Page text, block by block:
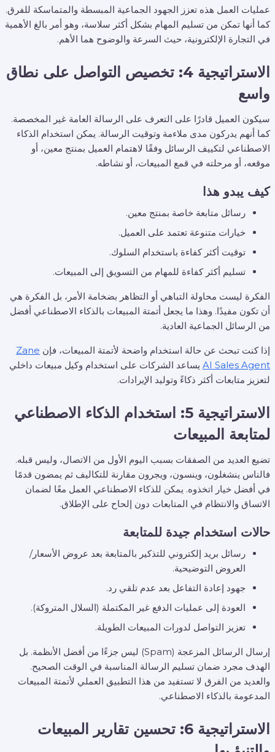
عمليات العمل هذه تعزز الجهود الجماعية المبسطة والمتماسكة للفرق.
كما أنها تمكن من تسليم المهام بشكل أكثر سلاسة، وهو أمر بالغ الأهمية
في التجارة الإلكترونية، حيث السرعة والوضوح هما الأهم.
الاستراتيجية 4: تخصيص التواصل على نطاق
واسع
سيكون العميل قادرًا على التعرف على الرسالة العامة غير المخصصة.
كما أنهم يدركون مدى ملاءمة وتوقيت الرسالة. يمكن استخدام الذكاء
الاصطناعي لتكييف الرسائل وفقًا لاهتمام العميل بمنتج معين، أو
موقعه، أو مرحلته في قمع المبيعات، أو نشاطه.
كيف يبدو هذا
رسائل متابعة خاصة بمنتج معين.
خيارات متنوعة تعتمد على العميل.
توقيت أكثر كفاءة باستخدام السلوك.
تسليم أكثر كفاءة للمهام من التسويق إلى المبيعات.
الفكرة ليست محاولة التباهي أو التظاهر بضخامة الأمر، بل الفكرة هي
أن تكون مفيدًا. وهذا ما يجعل أتمتة المبيعات بالذكاء الاصطناعي أفضل
من الرسائل الجماعية العادية.
إذا كنت تبحث عن حالة استخدام واضحة لأتمتة المبيعات، فإن Zane
AI Sales Agent يساعد الشركات على استخدام وكيل مبيعات داخلي
لتعزيز متابعات أكثر ذكاءً وتوليد الإيرادات.
الاستراتيجية 5: استخدام الذكاء الاصطناعي
لمتابعة المبيعات
تضيع العديد من الصفقات بسبب اليوم الأول من الاتصال، وليس قبله.
فالناس ينشغلون، وينسون، ويجرون مقارنة للتكاليف ثم يمضون قدمًا
في أفضل خيار اتخذوه. يمكن للذكاء الاصطناعي العمل معًا لضمان
الاتساق والانتظام في المتابعات دون إلحاح على الإطلاق.
حالات استخدام جيدة للمتابعة
رسائل بريد إلكتروني للتذكير بالمتابعة بعد عروض الأسعار/
العروض التوضيحية.
جهود إعادة التفاعل بعد عدم تلقي رد.
العودة إلى عمليات الدفع غير المكتملة (السلال المتروكة).
تعزيز التواصل لدورات المبيعات الطويلة.
إرسال الرسائل المزعجة (Spam) ليس جزءًا من أفضل الأنظمة. بل
الهدف مجرد ضمان تسليم الرسالة المناسبة في الوقت الصحيح.
والعديد من الفرق لا تستفيد من هذا التطبيق العملي لأتمتة المبيعات
المدعومة بالذكاء الاصطناعي.
الاستراتيجية 6: تحسين تقارير المبيعات